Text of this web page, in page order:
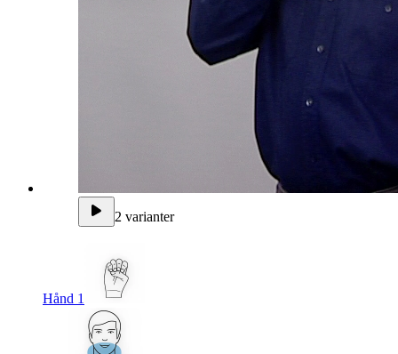
2 varianter
Hånd 1